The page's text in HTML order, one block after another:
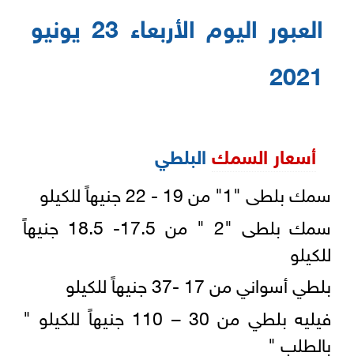
العبور اليوم الأربعاء 23 يونيو
2021
أسعار السمكالبلطي
سمك بلطى "1" من 19 - 22 جنيهاً للكيلو
سمك بلطى "2 " من 17.5- 18.5 جنيهاً
للكيلو
بلطي أسواني من 17 -37 جنيهاً للكيلو
فيليه بلطي من 30 – 110 جنيهاً للكيلو "
بالطلب "